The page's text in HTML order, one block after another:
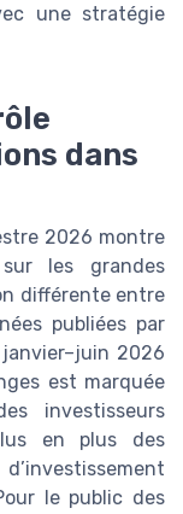
une stratégie
dans
2026 montre
les grandes
différente entre
publiées par
2026
est marquée
investisseurs
en plus des
le public des